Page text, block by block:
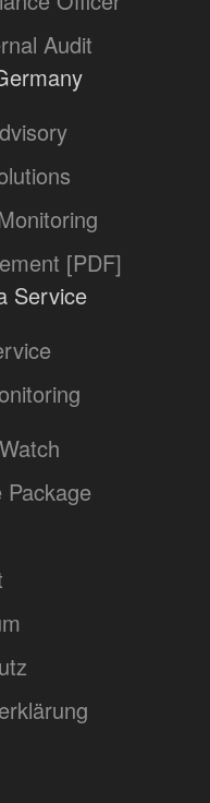
Audit
[PDF]
Service
Package